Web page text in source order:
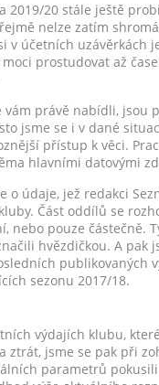
2019/20 stále ještě
nelze zatím
v účetních uzávěrkách
prostudovat až
vám právě nabídli, jsou
jsme se i v dané
přístup k věci.
hlavními datovými
o údaje, jež redakci
Část oddílů se
nebo pouze částečně.
hvězdičkou. A pak
publikovaných
sezonu 2017/18.
výdajích klubu,
ztrát, jsme se pak při
parametrů